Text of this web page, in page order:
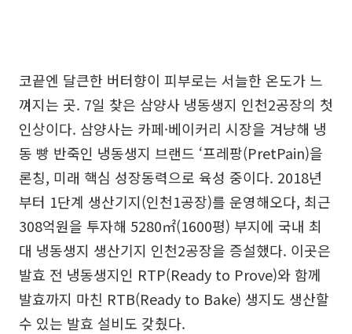
코끝엔 달큰한 버터향이 피부로는 서늘한 온도가 느
껴지는 곳. 7일 찾은 삼양사 냉동생지 인천2공장의 첫
인상이다. 삼양사는 카페·베이커리 시장을 겨냥해 냉
동 빵 반죽인 냉동생지 브랜드 ‘프레팡(PretPain)을
론칭, 미래 핵심 성장동력으로 육성 중이다. 2018년
부터 1단계 생산기지(인천1공장)를 운영해오다, 최근
308억원을 투자해 5280㎡(1600평) 부지에 국내 최
대 냉동생지 생산기지 인천2공장을 증설했다. 이곳은
발효 전 냉동생지인 RTP(Ready to Prove)와 함께
발효까지 마친 RTB(Ready to Bake) 생지도 생산할
수 있는 발효 설비도 갖췄다.